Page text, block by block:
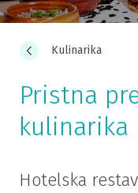
Kulinarika
Pristna
kulinarika
Hotelska